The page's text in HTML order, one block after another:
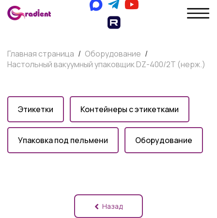
Главная страница / Оборудование /
Настольный вакуумный упаковщик DZ-400/2T (нерж.)
Этикетки Контейнеры с этикетками
Упаковка под пельмени Оборудование
Назад